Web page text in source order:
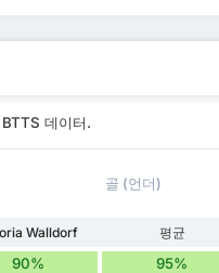
데이터.
골 (언더)
Walldorf
평균
90% 95%